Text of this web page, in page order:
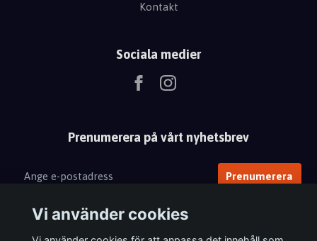
Kontakt
Sociala medier
Prenumerera på vårt nyhetsbrev
Prenumerera
Vi använder cookies